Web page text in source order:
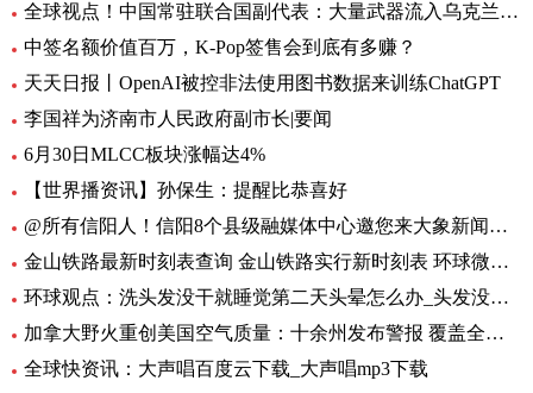
全球视点！中国常驻联合国副代表：大量武器流入乌克兰 外溢影响和扩散风险与日俱增
中签名额价值百万，K-Pop签售会到底有多赚？
天天日报丨OpenAI被控非法使用图书数据来训练ChatGPT
李国祥为济南市人民政府副市长|要闻
6月30日MLCC板块涨幅达4%
【世界播资讯】孙保生：提醒比恭喜好
@所有信阳人！信阳8个县级融媒体中心邀您来大象新闻，一起争做“山水茶都，红色信阳”推荐官
金山铁路最新时刻表查询 金山铁路实行新时刻表 环球微头条
环球观点：洗头发没干就睡觉第二天头晕怎么办_头发没吹干睡觉头疼怎么办
加拿大野火重创美国空气质量：十余州发布警报 覆盖全美1/3人口-焦点热闻
全球快资讯：大声唱百度云下载_大声唱mp3下载